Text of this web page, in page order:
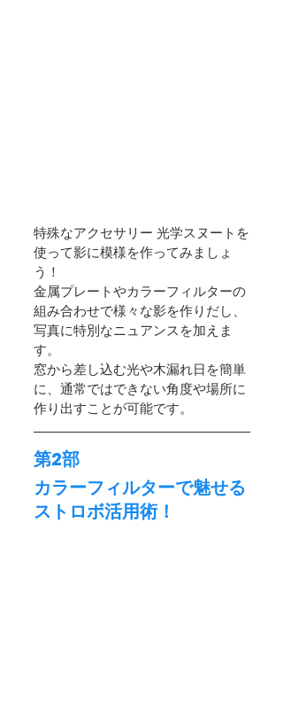
特殊なアクセサリー 光学スヌートを
使って影に模様を作ってみましょ
う！
金属プレートやカラーフィルターの
組み合わせで様々な影を作りだし、
写真に特別なニュアンスを加えま
す。
窓から差し込む光や木漏れ日を簡単
に、通常ではできない角度や場所に
作り出すことが可能です。
第2部
カラーフィルターで魅せる
ストロボ活用術！